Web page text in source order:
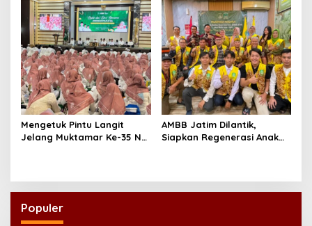
Mengetuk Pintu Langit
Jelang Muktamar Ke-35 NU,
AMBB Jatim Dilantik,
Siapkan Regenerasi Anak
Populer